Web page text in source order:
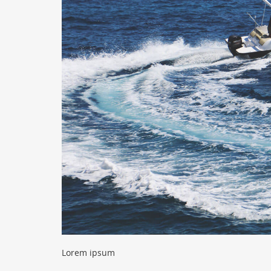
Lorem ipsum